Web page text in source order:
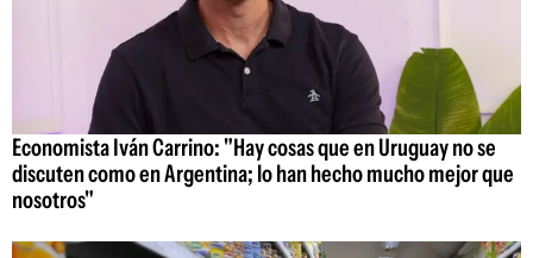
Economista Iván Carrino: "Hay cosas que en Uruguay no se
discuten como en Argentina; lo han hecho mucho mejor que
nosotros"